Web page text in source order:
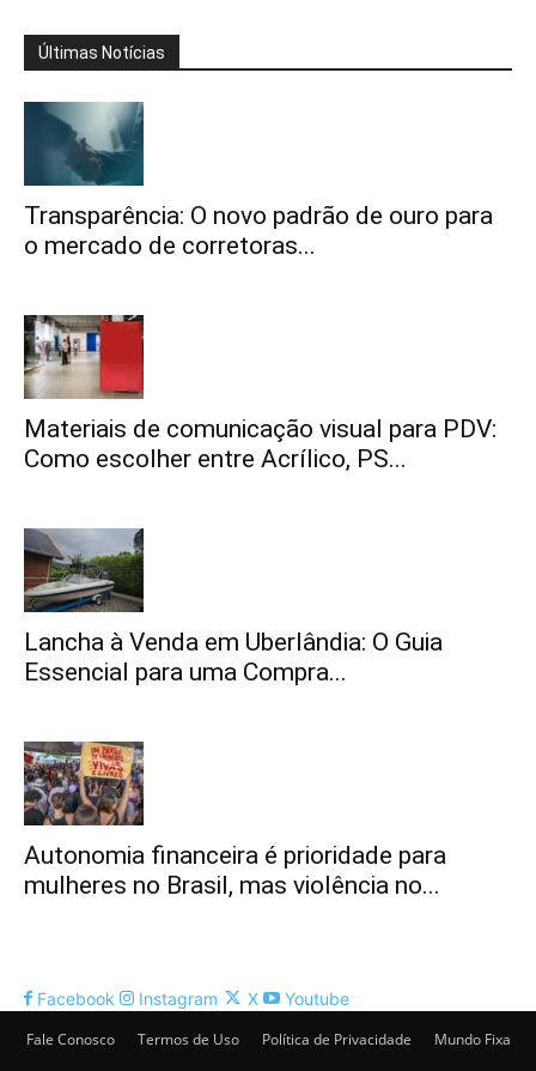
Últimas Notícias
Transparência: O novo padrão de ouro para
o mercado de corretoras...
Materiais de comunicação visual para PDV:
Como escolher entre Acrílico, PS...
Lancha à Venda em Uberlândia: O Guia
Essencial para uma Compra...
Autonomia financeira é prioridade para
mulheres no Brasil, mas violência no...
Facebook Instagram X
Youtube
Fale Conosco
Termos de Uso Política de Privacidade Mundo Fixa